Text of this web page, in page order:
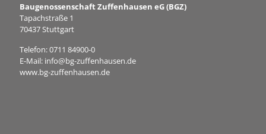
Baugenossenschaft Zuffenhausen eG (BGZ)
Tapachstraße 1
70437 Stuttgart
Telefon:0711 84900-0
E-Mail: info@bg-zuffenhausen.de
www.bg-zuffenhausen.de